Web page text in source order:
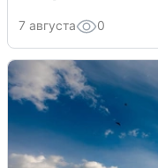
7 августа 0